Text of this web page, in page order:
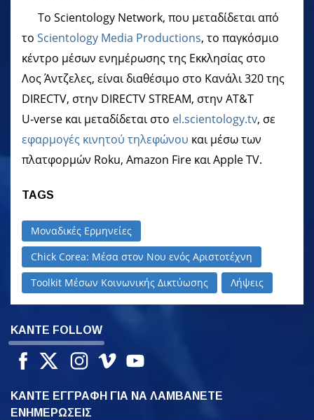
Το Scientology Network, που μεταδίδεται από
το Scientology Media Productions, το παγκόσμιο
κέντρο μέσων ενημέρωσης της Εκκλησίας στο
Λος Άντζελες, είναι διαθέσιμο στο Κανάλι 320 της
DIRECTV, στην DIRECTV STREAM, στην AT&T
U‑verse και μεταδίδεται στο el.scientology.tv, σε
εφαρμογές κινητού τηλεφώνου και μέσω των
πλατφορμών Roku, Amazon Fire και Apple TV.
TAGS
Μοναδικές Ερμηνείες
Chick Corea: Μέσα στον Νου ενός Αριστοτέχνη
Toolkit Μέσων Κοινωνικής Δικτύωσης
Λήψεις
ΚΑΝΤΕ FOLLOW
ΚΑΝΤΕ ΕΓΓΡΑΦΗ ΓΙΑ ΝΑ ΛΑΜΒΑΝΕΤΕ
ΕΝΗΜΕΡΩΣΕΙΣ